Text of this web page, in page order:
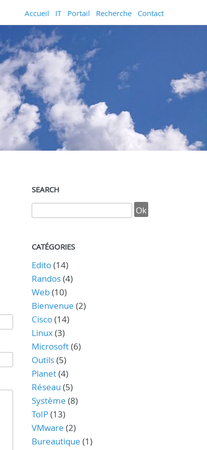
Accueil IT Portail Recherche Contact
SEARCH
CATÉGORIES
Edito(14)
Randos(4)
Web(10)
Bienvenue (2)
Cisco(14)
Linux(3)
Microsoft(6)
Outils(5)
Planet(4)
Réseau (5)
Système (8)
ToIP(13)
VMware (2)
Bureautique (1)